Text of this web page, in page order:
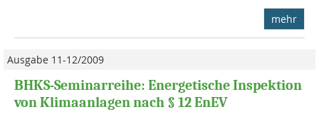
mehr
Ausgabe 11-12/2009
BHKS-Seminarreihe: Energetische Inspektion
von Klimaanlagen nach § 12 EnEV